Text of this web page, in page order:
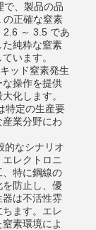
で、製品の品
の正確な窒素
2.6 ～ 3.5 であ
た純粋な窒素
います。
ッド窒素発生
操作を提供
化します。
特定の生産要
業分野にわ
的なシナリオ
レクトロニ
特に鋼線の
防止し、優
は不活性雰
ます。エレ
素環境によ